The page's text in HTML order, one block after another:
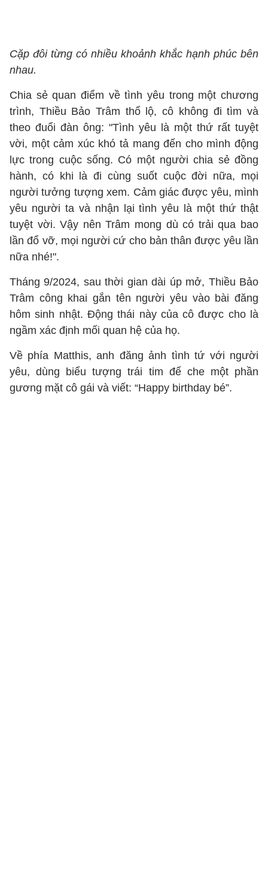
Cặp đôi từng có nhiều khoảnh khắc hạnh phúc bên
nhau.
Chia sẻ quan điểm về tình yêu trong một chương
trình, Thiều Bảo Trâm thổ lộ, cô không đi tìm và
theo đuổi đàn ông: "Tình yêu là một thứ rất tuyệt
vời, một cảm xúc khó tả mang đến cho mình động
lực trong cuộc sống. Có một người chia sẻ đồng
hành, có khi là đi cùng suốt cuộc đời nữa, mọi
người tưởng tượng xem. Cảm giác được yêu, mình
yêu người ta và nhận lại tình yêu là một thứ thật
tuyệt vời. Vậy nên Trâm mong dù có trải qua bao
lần đổ vỡ, mọi người cứ cho bản thân được yêu lần
nữa nhé!".
Tháng 9/2024, sau thời gian dài úp mở, Thiều Bảo
Trâm công khai gắn tên người yêu vào bài đăng
hôm sinh nhật. Động thái này của cô được cho là
ngầm xác định mối quan hệ của họ.
Về phía Matthis, anh đăng ảnh tình tứ với người
yêu, dùng biểu tượng trái tim để che một phần
gương mặt cô gái và viết: “Happy birthday bé”.